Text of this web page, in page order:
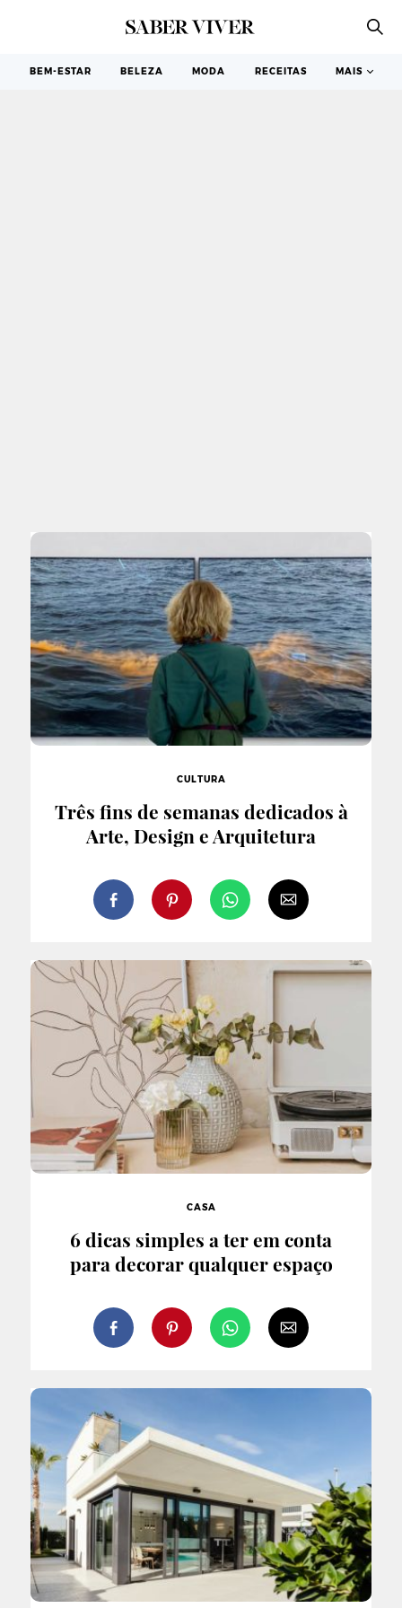
BEM-ESTAR BELEZA MODA RECEITAS MAIS
DESIGN
CULTURA
Três fins de semanas dedicados à
Arte, Design e Arquitetura
CASA
6 dicas simples a ter em conta
para decorar qualquer espaço